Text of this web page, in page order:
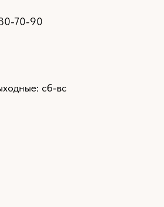
70-90
сб-вс